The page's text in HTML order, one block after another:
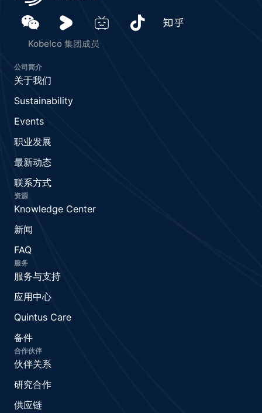
Kobelco 集团成员
公司简介
关于我们
Sustainability
Events
职业发展
最新动态
联系方式
资源
Knowledge Center
新闻
FAQ
服务
服务与支持
应用中心
Quintus Care
备件
合作伙伴
伙伴关系
研究合作
供应链